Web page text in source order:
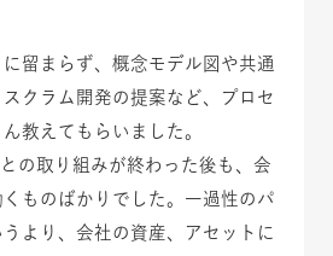
留まらず、概念モデル図や共通
クラム開発の提案など、プロセ
教えてもらいました。
の取り組みが終わった後も、会
ものばかりでした。一過性のパ
より、会社の資産、アセットに